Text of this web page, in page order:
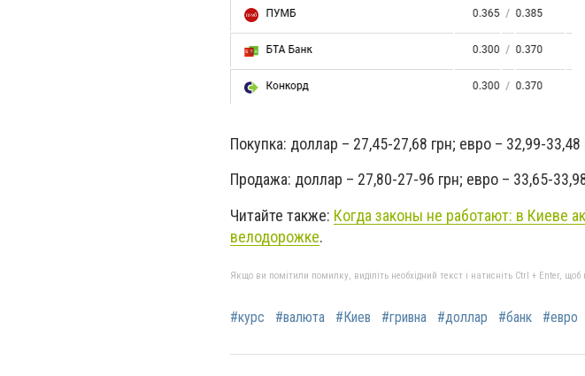
Покупка: доллар – 27,45-27,68 грн; евро – 32,99-
Продажа: доллар – 27,80-27-96 грн; евро – 33,65-
Читайте также: Когда законы не работают: в Киеве
велодорожке.
Якщо ви помітили помилку, виділіть необхідний текст і натисніть Ctrl + Enter,
#курс #валюта #Киев #гривна #доллар #банк #евро